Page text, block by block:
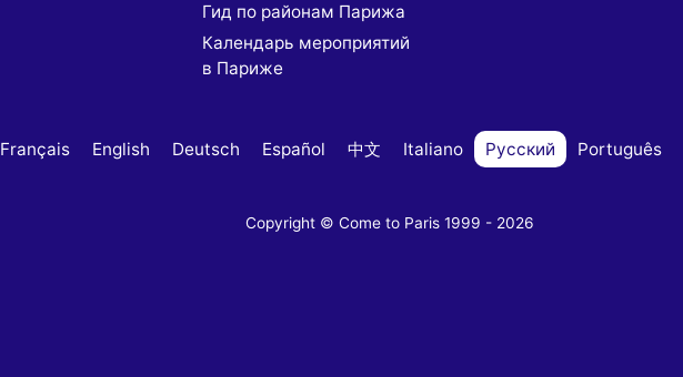
Гид по районам Парижа
Календарь мероприятий
в Париже
Français English Deutsch Español 中文 Italiano Русский Português
Copyright © Come to Paris 1999 - 2026